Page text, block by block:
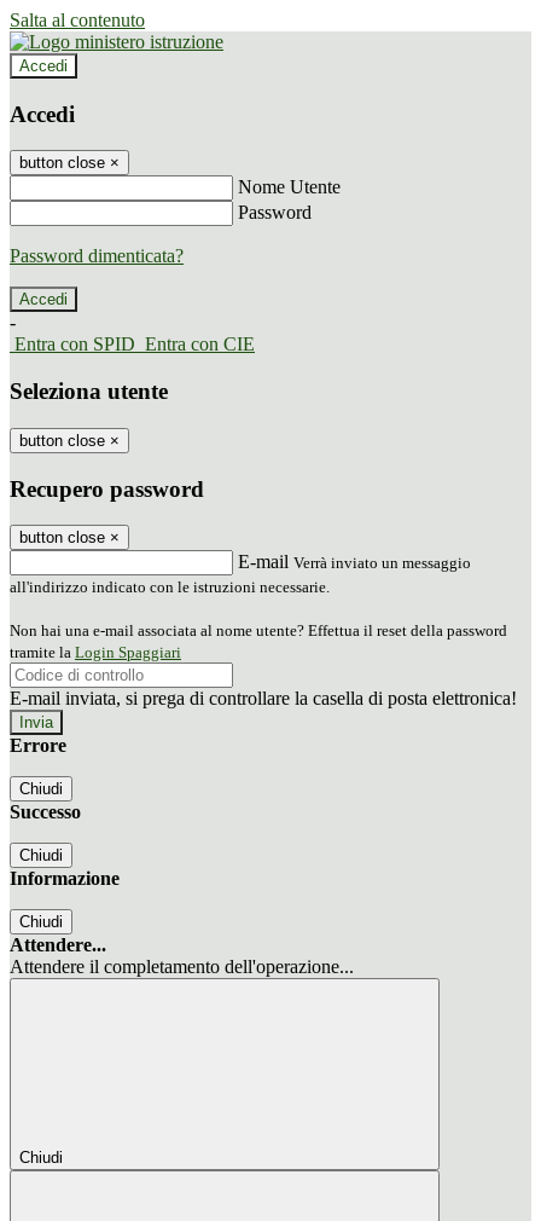
Salta al contenuto
Accedi
Accedi
button close ×
Nome Utente
Password
Password dimenticata?
-
Entra con SPID Entra con CIE
Seleziona utente
button close ×
Recupero password
button close ×
E-mail Verrà inviato un messaggio
all'indirizzo indicato con le istruzioni necessarie.
Non hai una e-mail associata al nome utente? Effettua il reset della password
tramite la Login Spaggiari
E-mail inviata, si prega di controllare la casella di posta elettronica!
Errore
Chiudi
Successo
Chiudi
Informazione
Chiudi
Attendere...
Attendere il completamento dell'operazione...
Chiudi